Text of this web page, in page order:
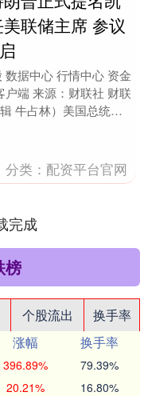
联储主席 参议
数据中心 行情中心 资金
户端 来源：财联社 财联
牛占林）美国总统特
分类： 配资平台官网
完成
榜
个股流出
换手率
涨幅
换手率
396.89% 79.39%
20.21% 16.80%